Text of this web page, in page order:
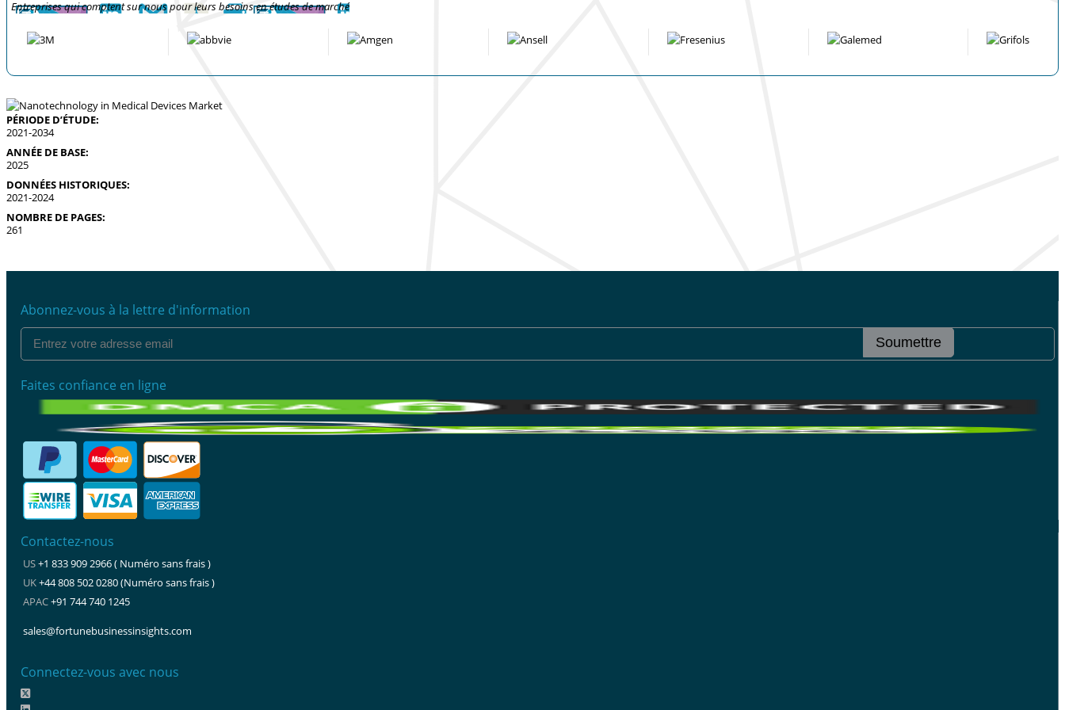
Entreprises qui comptent sur nous pour leurs besoins en études de marché
PÉRIODE D’ÉTUDE:
2021-2034
ANNÉE DE BASE:
2025
DONNÉES HISTORIQUES:
2021-2024
NOMBRE DE PAGES:
261
Abonnez-vous à la lettre d'information
Soumettre
Faites confiance en ligne
Contactez-nous
US+1 833 909 2966 ( Numéro sans frais )
UK+44 808 502 0280 (Numéro sans frais )
APAC+91 744 740 1245
sales@fortunebusinessinsights.com
Connectez-vous avec nous